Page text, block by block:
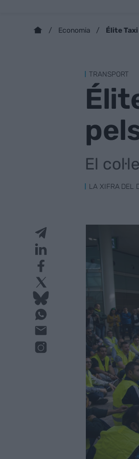
Economia Élite
TRANSPORT
El
LA XIFRA DEL